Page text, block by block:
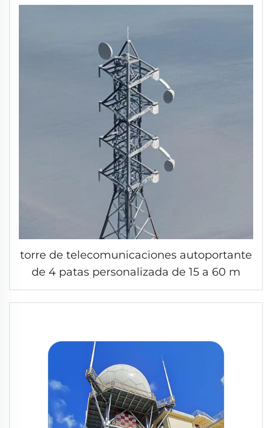
torre de telecomunicaciones autoportante
de 4 patas personalizada de 15 a 60 m